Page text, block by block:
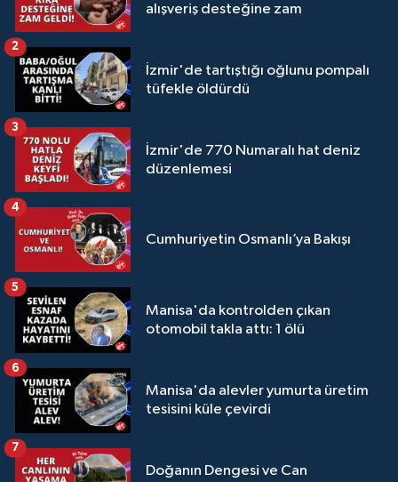
alışveriş desteğine zam
İzmir'de tartıştığı oğlunu pompalı
tüfekle öldürdü
2
İzmir'de 770 Numaralı hat deniz
düzenlemesi
3
Cumhuriyetin Osmanlı’ya Bakışı
4
Manisa'da kontrolden çıkan
otomobil takla attı: 1 ölü
5
Manisa'da alevler yumurta üretim
tesisini küle çevirdi
6
Doğanın Dengesi ve Can
7